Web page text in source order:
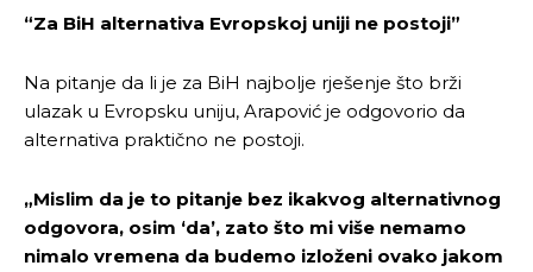
“Za BiH alternativa Evropskoj uniji ne postoji”
Na pitanje da li je za BiH najbolje rješenje što brži
ulazak u Evropsku uniju, Arapović je odgovorio da
alternativa praktično ne postoji.
„Mislim da je to pitanje bez ikakvog alternativnog
odgovora, osim ‘da’, zato što mi više nemamo
nimalo vremena da budemo izloženi ovako jakom